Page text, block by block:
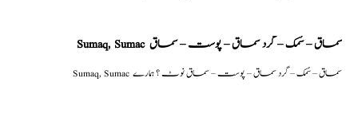
Sumaq, Sumac سماق – سُمک – گرد سماق – پوست – سماق
Sumaq, Sumac سماق – سُمک – گرد سماق – پوست – سماق نوٹ ؟ ہمارے